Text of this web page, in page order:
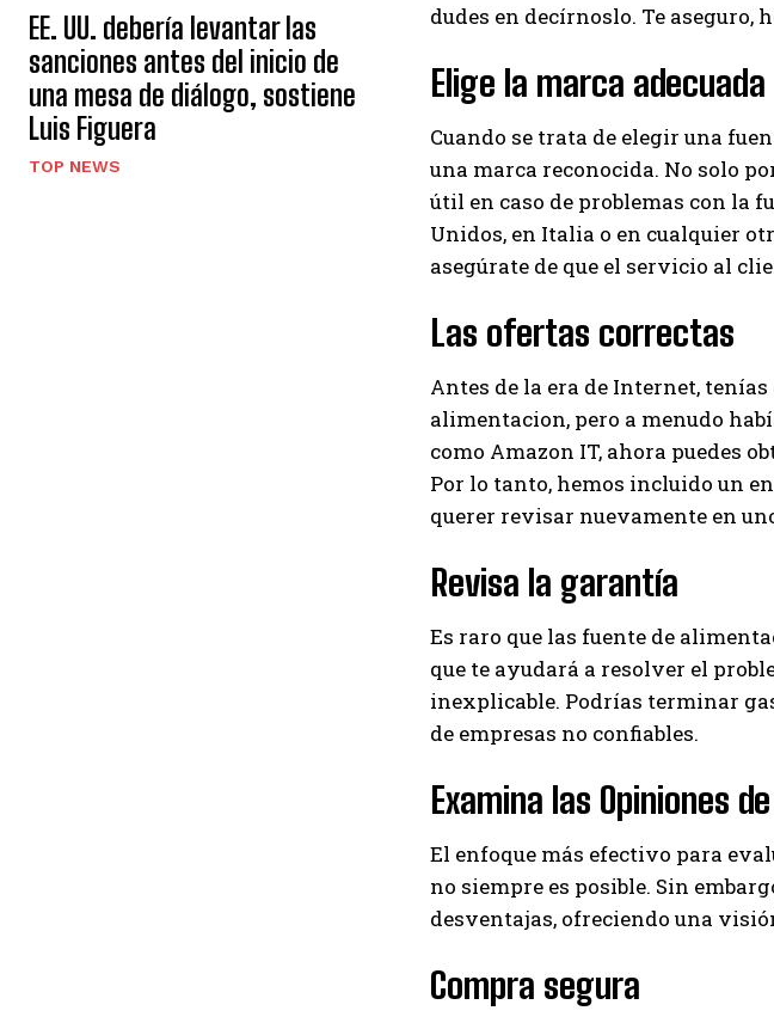
EE. UU. debería levantar las
sanciones antes del inicio de
una mesa de diálogo, sostiene
Luis Figuera
TOP NEWS
dudes en decírnoslo. Te
Elige la marca adecuada
Cuando se trata de elegir una
una marca reconocida. No solo
útil en caso de problemas con la
Unidos, en Italia o en cualquier
asegúrate de que el servicio al
Las ofertas correctas
Antes de la era de Internet,
alimentacion, pero a menudo
como Amazon IT, ahora puedes
Por lo tanto, hemos incluido un
querer revisar nuevamente en
Revisa la garantía
Es raro que las fuente de
que te ayudará a resolver el
inexplicable. Podrías terminar
de empresas no confiables.
Examina las Opiniones
El enfoque más efectivo para
no siempre es posible. Sin
desventajas, ofreciendo una
Compra segura